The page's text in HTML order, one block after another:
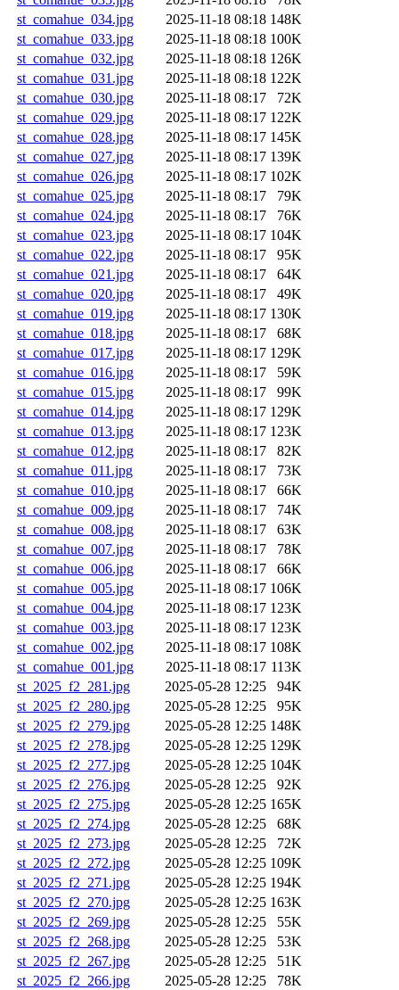
st_comahue_034.jpg
2025-11-18 08:18 148K
st_comahue_033.jpg
2025-11-18 08:18 100K
st_comahue_032.jpg
2025-11-18 08:18 126K
st_comahue_031.jpg
2025-11-18 08:18 122K
st_comahue_030.jpg
2025-11-18 08:17
72K
st_comahue_029.jpg
2025-11-18 08:17 122K
st_comahue_028.jpg
2025-11-18 08:17 145K
st_comahue_027.jpg
2025-11-18 08:17 139K
st_comahue_026.jpg
2025-11-18 08:17 102K
st_comahue_025.jpg
2025-11-18 08:17
79K
st_comahue_024.jpg
2025-11-18 08:17
76K
st_comahue_023.jpg
2025-11-18 08:17 104K
st_comahue_022.jpg
2025-11-18 08:17
95K
st_comahue_021.jpg
2025-11-18 08:17
64K
st_comahue_020.jpg
2025-11-18 08:17
49K
st_comahue_019.jpg
2025-11-18 08:17 130K
st_comahue_018.jpg
2025-11-18 08:17
68K
st_comahue_017.jpg
2025-11-18 08:17 129K
st_comahue_016.jpg
2025-11-18 08:17
59K
st_comahue_015.jpg
2025-11-18 08:17
99K
st_comahue_014.jpg
2025-11-18 08:17 129K
st_comahue_013.jpg
2025-11-18 08:17 123K
st_comahue_012.jpg
2025-11-18 08:17
82K
st_comahue_011.jpg
2025-11-18 08:17
73K
st_comahue_010.jpg
2025-11-18 08:17
66K
st_comahue_009.jpg
2025-11-18 08:17
74K
st_comahue_008.jpg
2025-11-18 08:17
63K
st_comahue_007.jpg
2025-11-18 08:17
78K
st_comahue_006.jpg
2025-11-18 08:17
66K
st_comahue_005.jpg
2025-11-18 08:17 106K
st_comahue_004.jpg
2025-11-18 08:17 123K
st_comahue_003.jpg
2025-11-18 08:17 123K
st_comahue_002.jpg
2025-11-18 08:17 108K
st_comahue_001.jpg
2025-11-18 08:17 113K
st_2025_f2_281.jpg
2025-05-28 12:25
94K
st_2025_f2_280.jpg
2025-05-28 12:25
95K
st_2025_f2_279.jpg
2025-05-28 12:25 148K
st_2025_f2_278.jpg
2025-05-28 12:25 129K
st_2025_f2_277.jpg
2025-05-28 12:25 104K
st_2025_f2_276.jpg
2025-05-28 12:25
92K
st_2025_f2_275.jpg
2025-05-28 12:25 165K
st_2025_f2_274.jpg
2025-05-28 12:25
68K
st_2025_f2_273.jpg
2025-05-28 12:25
72K
st_2025_f2_272.jpg
2025-05-28 12:25 109K
st_2025_f2_271.jpg
2025-05-28 12:25 194K
st_2025_f2_270.jpg
2025-05-28 12:25 163K
st_2025_f2_269.jpg
2025-05-28 12:25
55K
st_2025_f2_268.jpg
2025-05-28 12:25
53K
st_2025_f2_267.jpg
2025-05-28 12:25
51K
st_2025_f2_266.jpg
2025-05-28 12:25
78K